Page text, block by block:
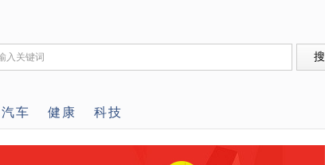
汽车 健康 科技